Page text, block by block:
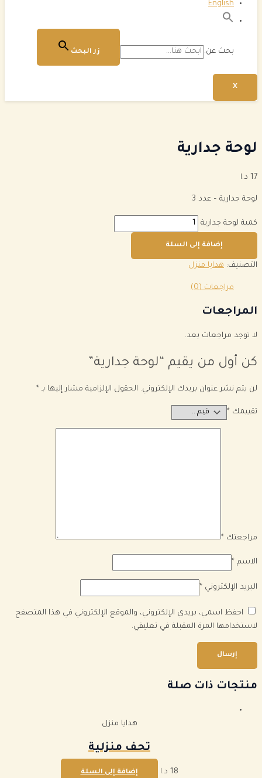
English
بحث عن: زر البحث
X
لوحة جدارية
17 د.ا
لوحة جدارية – عدد 3
كمية لوحة جدارية
إضافة إلى السلة
التصنيف: هدايا منزل
مراجعات (0)
المراجعات
لا توجد مراجعات بعد.
كن أول من يقيم “لوحة جدارية”
لن يتم نشر عنوان بريدك الإلكتروني. الحقول الإلزامية مشار إليها بـ *
تقييمك *
مراجعتك *
الاسم *
البريد الإلكتروني *
احفظ اسمي، بريدي الإلكتروني، والموقع الإلكتروني في هذا المتصفح
لاستخدامها المرة المقبلة في تعليقي.
منتجات ذات صلة
هدايا منزل
تحف منزلية
18 د.ا إضافة إلى السلة